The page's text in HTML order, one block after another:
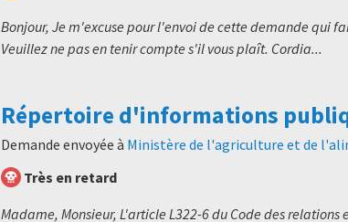
Bonjour, Je m'excuse pour l'envoi de cette demande qui
Veuillez ne pas en tenir compte s'il vous plaît. Cordia...
Répertoire d'informations
Demande envoyée à Ministère de l'agriculture et de
Très en retard
Madame, Monsieur, L'article L322-6 du Code des